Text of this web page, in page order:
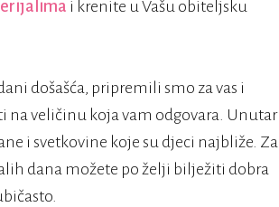
i krenite u Vašu obiteljsku
došašća, pripremili smo za vas i
na veličinu koja vam odgovara. Unutar
i svetkovine koje su djeci najbliže. Za
dana možete po želji bilježiti dobra